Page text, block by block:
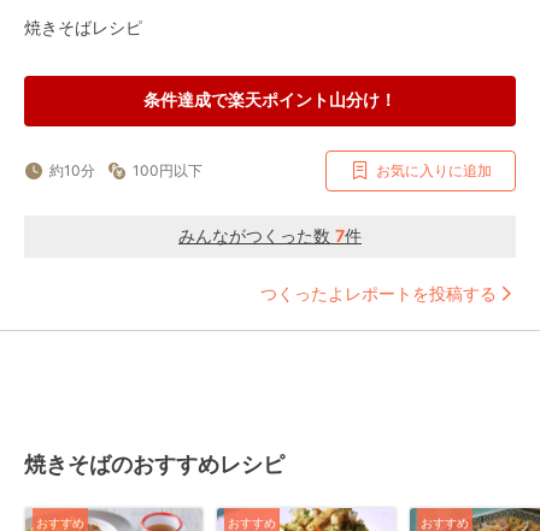
焼きそばレシピ
条件達成で楽天ポイント山分け！
約10分 100円以下 お気に入りに追加
みんながつくった数 7件
つくったよレポートを投稿する
焼きそばのおすすめレシピ
おすすめ おすすめ おすすめ